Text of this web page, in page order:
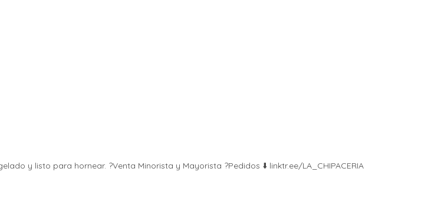
y listo para hornear. ?Venta Minorista y Mayorista ?Pedidos ⬇️ linktr.ee/LA_CHIPACERIA